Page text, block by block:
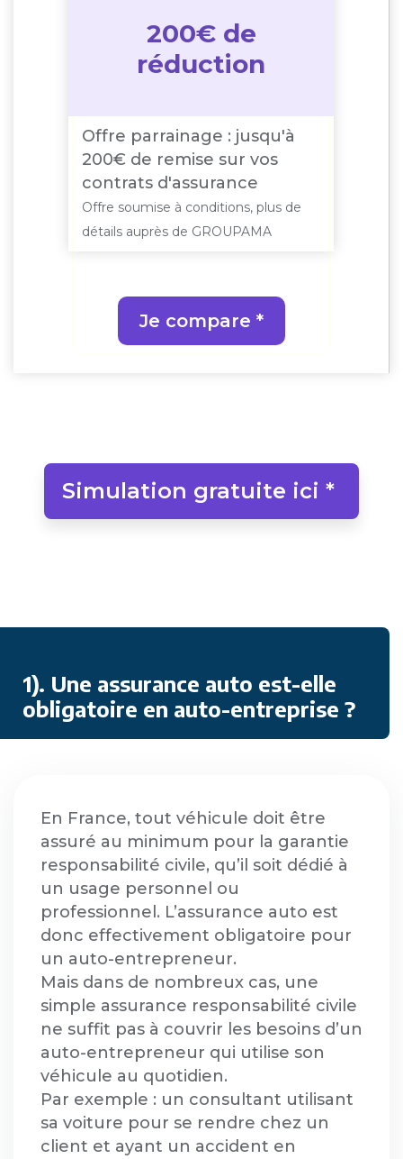
200€ de
réduction
Offre parrainage : jusqu'à
200€ de remise sur vos
contrats d'assurance
Offre soumise à conditions, plus de
détails auprès de GROUPAMA
Je compare *
Simulation gratuite ici *
1). Une assurance auto est-elle
obligatoire en auto-entreprise ?
En France, tout véhicule doit être
assuré au minimum pour la garantie
responsabilité civile, qu’il soit dédié à
un usage personnel ou
professionnel. L’assurance auto est
donc effectivement obligatoire pour
un auto-entrepreneur.
Mais dans de nombreux cas, une
simple assurance responsabilité civile
ne suffit pas à couvrir les besoins d’un
auto-entrepreneur qui utilise son
véhicule au quotidien.
Par exemple : un consultant utilisant
sa voiture pour se rendre chez un
client et ayant un accident en